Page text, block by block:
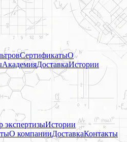
СертификатыО
АкадемияДоставкаИстории
экспертизыИстории
О компанииДоставкаКонтакты